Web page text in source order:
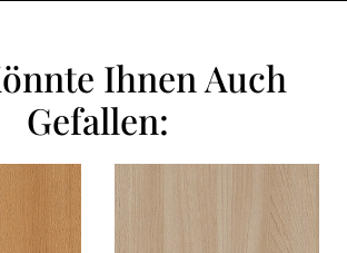
Ihnen Auch
Gefallen: